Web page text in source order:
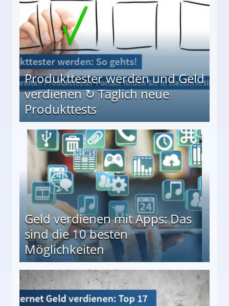
Produkttester werden und Geld
verdienen ↻ Täglich neue
Produkttests
↻ Täglich neue Produkttests
Geld verdienen mit Apps: Das
sind die 10 besten
Möglichkeiten
besten Möglichkeiten